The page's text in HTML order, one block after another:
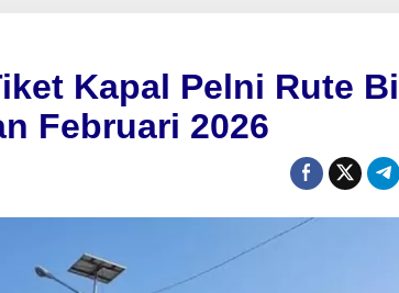
Kapal Pelni Rute
Februari 2026